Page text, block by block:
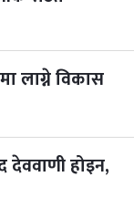
लाग्ने विकास
देववाणी होइन,